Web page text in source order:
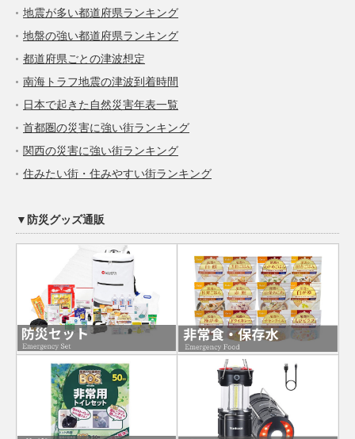
地震が多い都道府県ランキング
地盤の強い都道府県ランキング
都道府県ごとの津波想定
南海トラフ地震の津波到着時間
日本で起きた自然災害年表一覧
首都圏の災害に強い街ランキング
関西の災害に強い街ランキング
住みたい街・住みやすい街ランキング
▼防災グッズ通販